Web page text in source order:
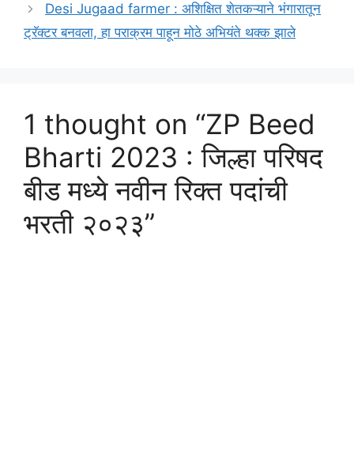
Desi Jugaad farmer : अशिक्षित शेतकऱ्याने भंगारातून
ट्रॅक्टर बनवला, हा पराक्रम पाहून मोठे अभियंते थक्क झाले
1 thought on “ZP Beed
Bharti 2023 : जिल्हा परिषद
बीड मध्ये नवीन रिक्त पदांची
भरती २०२३”